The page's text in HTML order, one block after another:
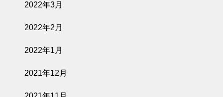
2022年3月
2022年2月
2022年1月
2021年12月